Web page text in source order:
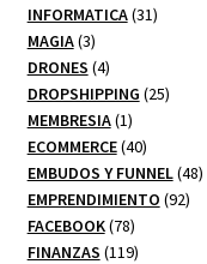
productos
INFORMATICA 3131
MAGIA 33
productos
DRONES 44
productos
DROPSHIPPING 2525
MEMBRESIA 11
producto
ECOMMERCE 4040
productos
EMBUDOS Y FUNNEL 4848
EMPRENDIMIENTO 9292
FACEBOOK 7878
productos
FINANZAS 119119